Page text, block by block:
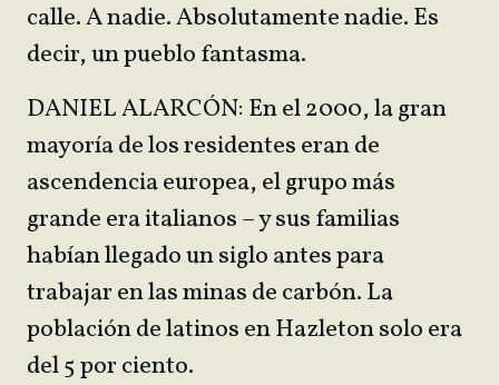
calle. A nadie. Absolutamente nadie. Es
decir, un pueblo fantasma.
DANIEL ALARCÓN: En el 2000, la gran
mayoría de los residentes eran de
ascendencia europea, el grupo más
grande era italianos – y sus familias
habían llegado un siglo antes para
trabajar en las minas de carbón. La
población de latinos en Hazleton solo era
del 5 por ciento.